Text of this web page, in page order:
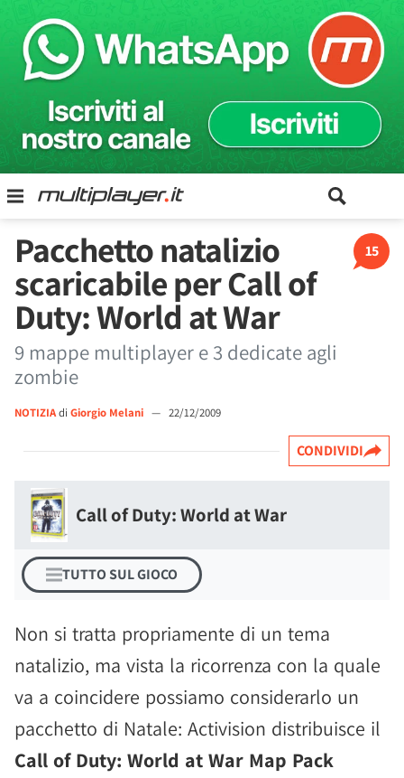
15
Pacchetto natalizio
scaricabile per Call of
Duty: World at War
9 mappe multiplayer e 3 dedicate agli
zombie
NOTIZIAdi Giorgio Melani — 22/12/2009
CONDIVIDI
Call of Duty: World at War
TUTTO SUL GIOCO
Non si tratta propriamente di un tema
natalizio, ma vista la ricorrenza con la quale
va a coincidere possiamo considerarlo un
pacchetto di Natale: Activision distribuisce il
Call of Duty: World at War Map Pack